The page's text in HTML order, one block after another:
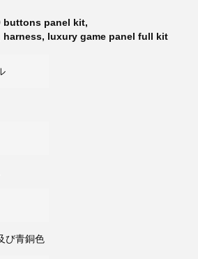
buttons panel kit,
harness, luxury game panel full kit
び青銅色